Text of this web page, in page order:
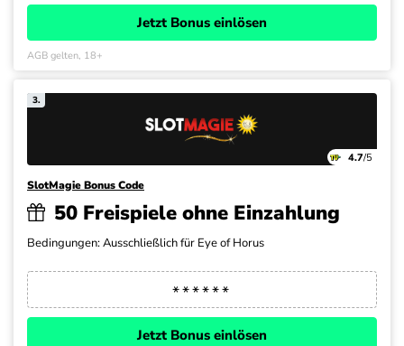
Jetzt Bonus einlösen
AGB gelten, 18+
3.
4.7/5
SlotMagie Bonus Code
50 Freispiele ohne Einzahlung
Bedingungen: Ausschließlich für Eye of Horus
Jetzt Bonus einlösen